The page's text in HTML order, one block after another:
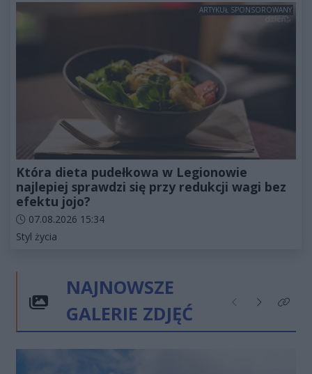
ARTYKUŁ SPONSOROWANY
Która dieta pudełkowa w Legionowie
najlepiej sprawdzi się przy redukcji wagi bez
efektu jojo?
Data dodania artykułu:
07.08.2026 15:34
Kategorie artykułu:
Styl życia
NAJNOWSZE
GALERIE ZDJĘĆ
Poprzednie
NastępneKliknij